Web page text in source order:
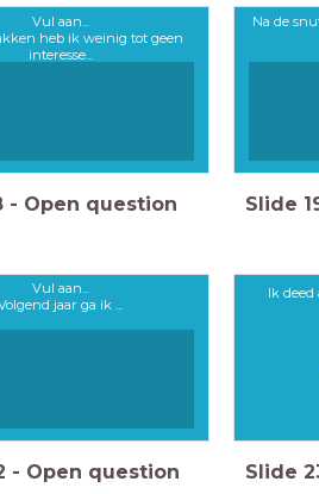
Vul aan...
heb ik weinig tot geen
interesse...
- Open question
Na de
Slide
Vul aan...
jaar ga ik ...
- Open question
Ik
Slide